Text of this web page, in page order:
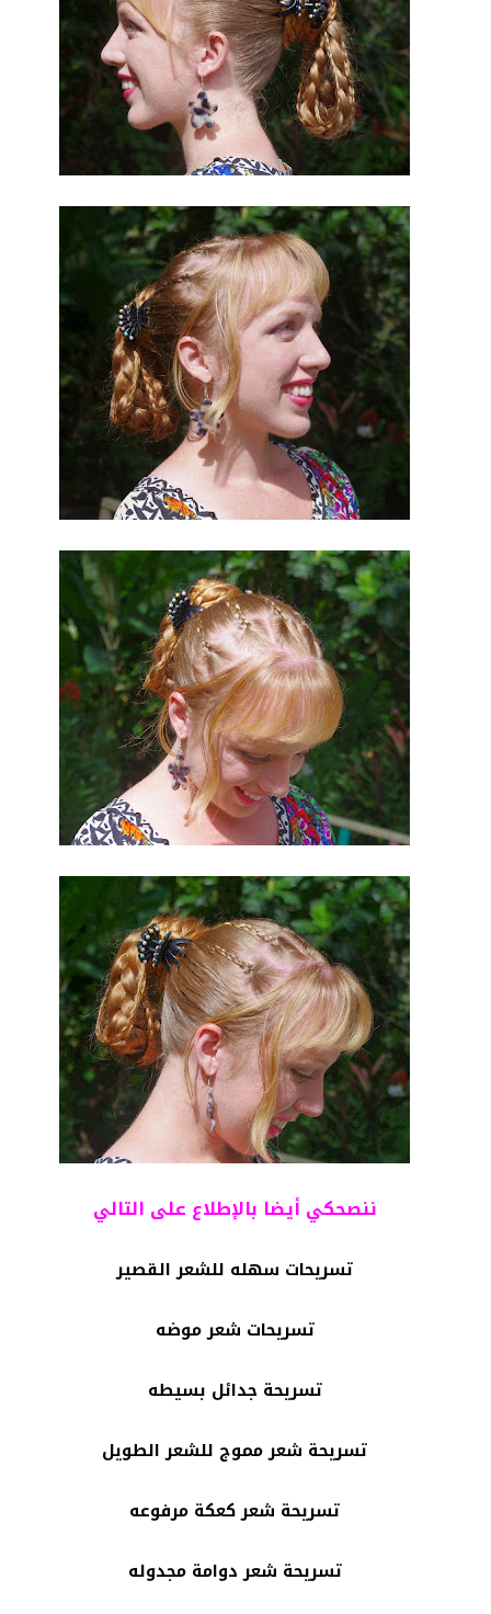
ننصحكي أيضا بالإطلاع على التالي
تسريحات سهله للشعر القصير
تسريحات شعر موضه
تسريحة جدائل بسيطه
تسريحة شعر مموج للشعر الطويل
تسريحة شعر كعكة مرفوعه
تسريحة شعر دوامة مجدوله